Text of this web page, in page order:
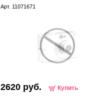
Арт. 11071671
2620 руб. Купить